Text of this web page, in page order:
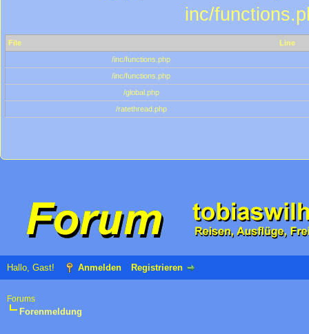
inc/
File
Line
/inc/functions.php
/inc/functions.php
/global.php
/ratethread.php
Hallo, Gast! Anmelden Registrieren
Forums
Forenmeldung